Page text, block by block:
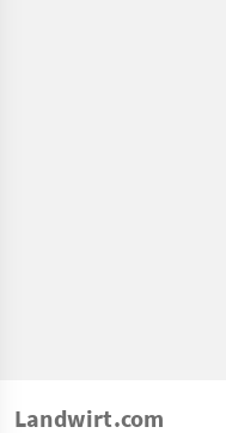
Landwirt.com